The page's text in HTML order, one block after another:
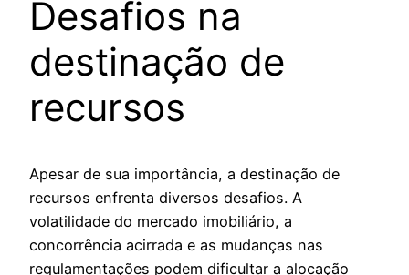
Desafios na
destinação de
recursos
Apesar de sua importância, a destinação de
recursos enfrenta diversos desafios. A
volatilidade do mercado imobiliário, a
concorrência acirrada e as mudanças nas
regulamentações podem dificultar a alocação